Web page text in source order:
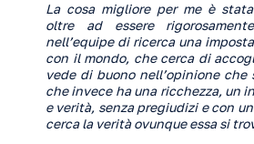
La cosa migliore per me è
oltre ad essere
nell’equipe di ricerca una
con il mondo, che cerca di
vede di buono nell’opinione che
che invece ha una ricchezza, un
e verità, senza pregiudizi e con
cerca la verità ovunque essa si